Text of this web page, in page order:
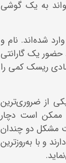
به یک گوشی
شده‌اند. نام و
یک گارانتی
ریسک کمی را
از ضروری‌ترین
ممکن است دچار
مشکل دو چندان
و با به‌روزترین